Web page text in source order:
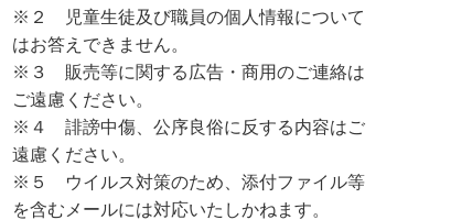
※２ 児童生徒及び職員の個人情報について
はお答えできません。
※３ 販売等に関する広告・商用のご連絡は
ご遠慮ください。
※４ 誹謗中傷、公序良俗に反する内容はご
遠慮ください。
※５ ウイルス対策のため、添付ファイル等
を含むメールには対応いたしかねます。